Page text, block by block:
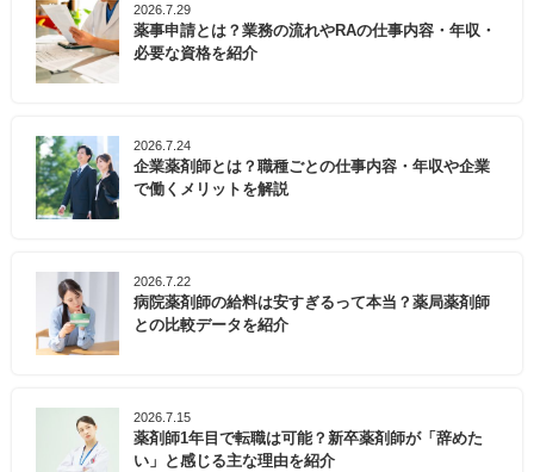
2026.7.29
薬事申請とは？業務の流れやRAの仕事内容・年収・
必要な資格を紹介
2026.7.24
企業薬剤師とは？職種ごとの仕事内容・年収や企業
で働くメリットを解説
2026.7.22
病院薬剤師の給料は安すぎるって本当？薬局薬剤師
との比較データを紹介
2026.7.15
薬剤師1年目で転職は可能？新卒薬剤師が「辞めた
い」と感じる主な理由を紹介